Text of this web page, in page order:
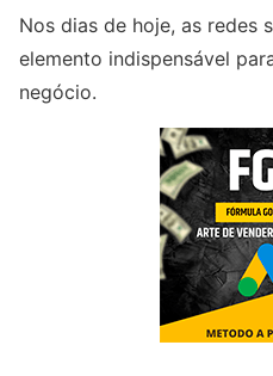
Nos dias de hoje, as redes
elemento indispensável
negócio.